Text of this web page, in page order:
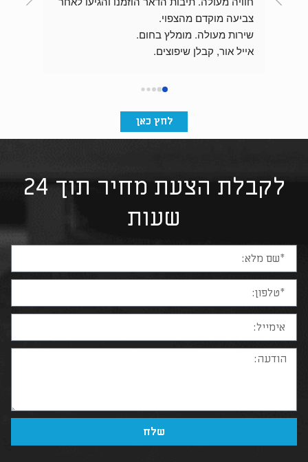
צביעה מוקדם מהצפוי.
שירות מעולה. מומלץ בחום.
אייל אור, קבלן שיפוצים.
לחץ כאן
לקבלת הצעת מחיר תוך 24
שעות
שלח